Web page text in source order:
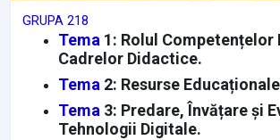
GRUPA 218
Tema 1: Rolul Competențelor
Cadrelor Didactice.
Tema 2: Resurse
Tema 3: Predare, Învățare și
Tehnologii Digitale.